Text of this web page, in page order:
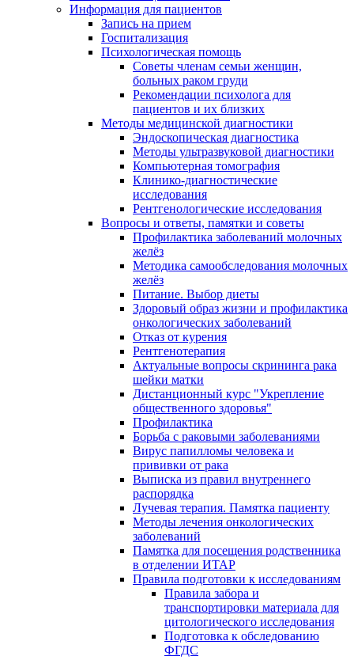
Информация для пациентов
Запись на прием
Госпитализация
Психологическая помощь
Советы членам семьи женщин,
больных раком груди
Рекомендации психолога для
пациентов и их близких
Методы медицинской диагностики
Эндоскопическая диагностика
Методы ультразвуковой диагностики
Компьютерная томография
Клинико-диагностические
исследования
Рентгенологические исследования
Вопросы и ответы, памятки и советы
Профилактика заболеваний молочных
желёз
Методика самообследования молочных
желёз
Питание. Выбор диеты
Здоровый образ жизни и профилактика
онкологических заболеваний
Отказ от курения
Рентгенотерапия
Актуальные вопросы скрининга рака
шейки матки
Дистанционный курс "Укрепление
общественного здоровья"
Профилактика
Борьба с раковыми заболеваниями
Вирус папилломы человека и
прививки от рака
Выписка из правил внутреннего
распорядка
Лучевая терапия. Памятка пациенту
Методы лечения онкологических
заболеваний
Памятка для посещения родственника
в отделении ИТАР
Правила подготовки к исследованиям
Правила забора и
транспортировки материала для
цитологического исследования
Подготовка к обследованию
ФГДС